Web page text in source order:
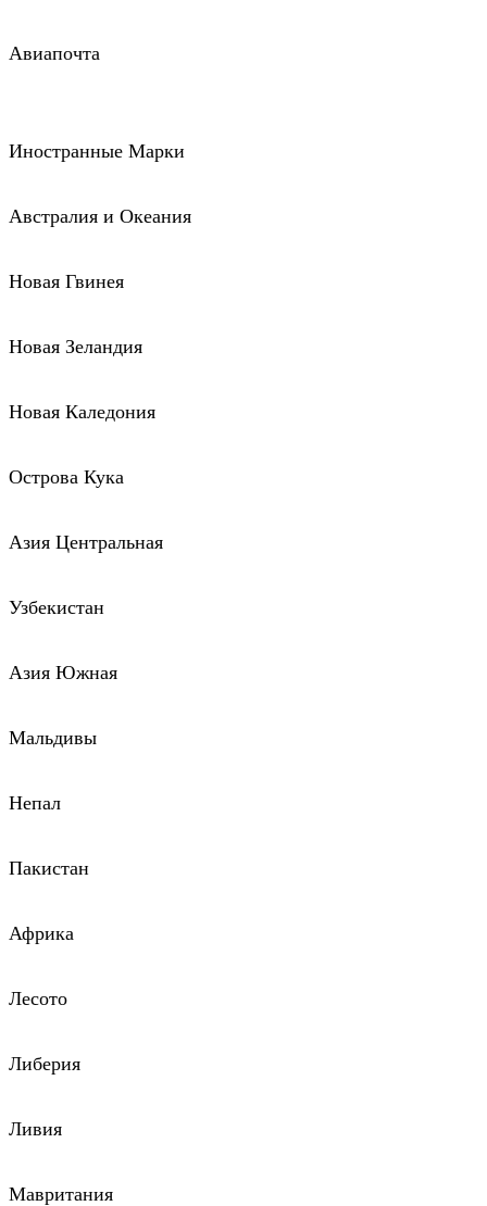
Авиапочта
Иностранные Марки
Австралия и Океания
Новая Гвинея
Новая Зеландия
Новая Каледония
Острова Кука
Азия Центральная
Узбекистан
Азия Южная
Мальдивы
Непал
Пакистан
Африка
Лесото
Либерия
Ливия
Мавритания